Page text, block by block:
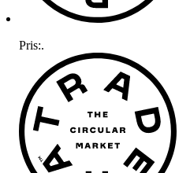
Pris:.